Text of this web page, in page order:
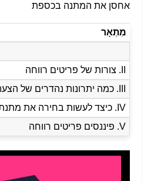
אחסן את המתנה בכספת
מִתְאָר
IV. כיצד לעשות בחירה את מתנת הבריאות הסוג הנכון
V. פיננסים פריטים רווחה